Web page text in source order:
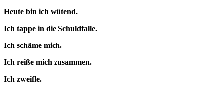
Heute bin ich wütend.
Ich tappe in die Schuldfalle.
Ich schäme mich.
Ich reiße mich zusammen.
Ich zweifle.